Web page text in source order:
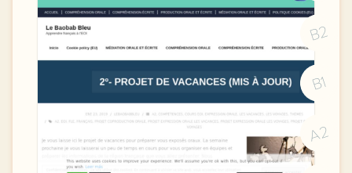
B2
B1
A2